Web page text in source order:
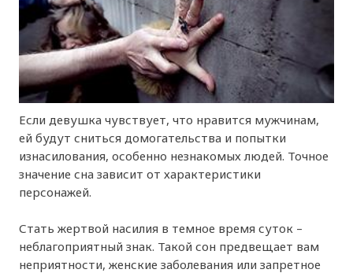
Если девушка чувствует, что нравится мужчинам,
ей будут сниться домогательства и попытки
изнасилования, особенно незнакомых людей. Точное
значение сна зависит от характеристики
персонажей.
Стать жертвой насилия в темное время суток –
неблагоприятный знак. Такой сон предвещает вам
неприятности, женские заболевания или запретное